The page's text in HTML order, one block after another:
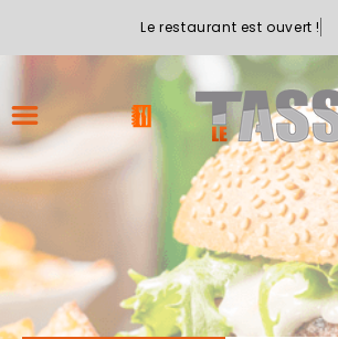
Le restaurant est ouvert !
ACCUEIL
LA CARTE